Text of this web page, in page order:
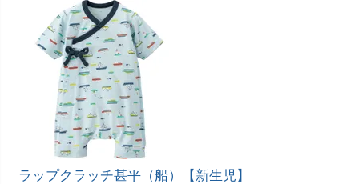
ラップクラッチ甚平（船）【新生児】